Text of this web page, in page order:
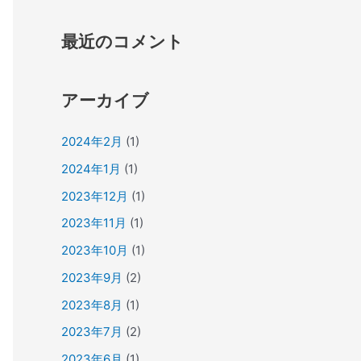
最近のコメント
アーカイブ
2024年2月 (1)
2024年1月 (1)
2023年12月 (1)
2023年11月 (1)
2023年10月 (1)
2023年9月 (2)
2023年8月 (1)
2023年7月 (2)